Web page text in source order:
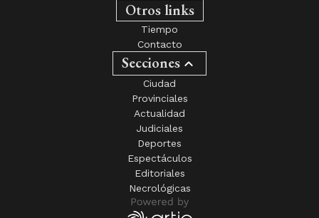
Otros links
Tiempo
Contacto
Secciones
Ciudad
Provinciales
Actualidad
Judiciales
Deportes
Espectáculos
Editoriales
Necrológicas